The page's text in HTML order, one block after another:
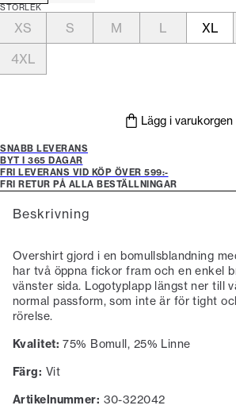
STORLEK
XS S M L XL
4XL
Lägg i varukorgen
SNABB LEVERANS
BYT I 365 DAGAR
FRI LEVERANS VID KÖP ÖVER 599:-
FRI RETUR PÅ ALLA BESTÄLLNINGAR
Beskrivning
Overshirt gjord i en bomullsblandning
har två öppna fickor fram och en enkel
vänster sida. Logotyplapp längst ner till
normal passform, som inte är för tight
rörelse.
Kvalitet: 75% Bomull, 25% Linne
Färg: Vit
Artikelnummer: 30-322042